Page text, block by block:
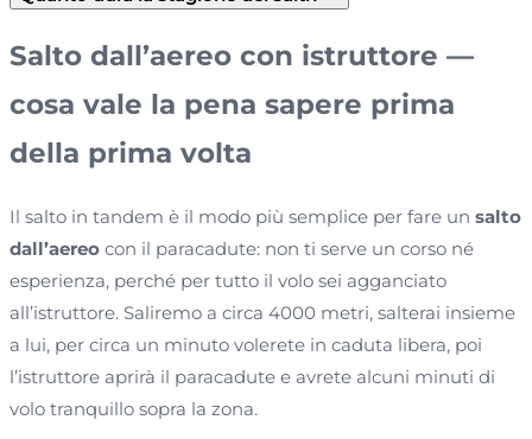
Salto dall’aereo con istruttore —
cosa vale la pena sapere prima
della prima volta
Il salto in tandem è il modo più semplice per fare un salto
dall’aereo con il paracadute: non ti serve un corso né
esperienza, perché per tutto il volo sei agganciato
all’istruttore. Saliremo a circa 4000 metri, salterai insieme
a lui, per circa un minuto volerete in caduta libera, poi
l’istruttore aprirà il paracadute e avrete alcuni minuti di
volo tranquillo sopra la zona.